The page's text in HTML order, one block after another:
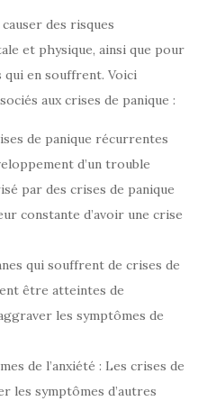
des risques
et physique, ainsi que pour
qui en souffrent. Voici
aux crises de panique :
de panique récurrentes
d’un trouble
par des crises de panique
constante d’avoir une crise
qui souffrent de crises de
être atteintes de
les symptômes de
de l’anxiété : Les crises de
les symptômes d’autres